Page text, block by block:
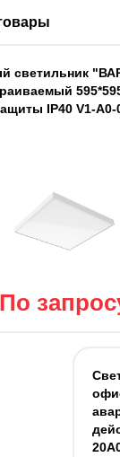
светильник
IP40 V1-A0-
По